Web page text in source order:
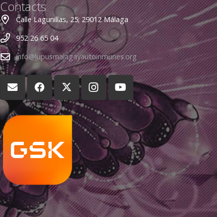
Contacts
Calle Lagunillas, 25; 29012 Málaga
952 26 65 04
info@lupusmalagayautoinmunes.org